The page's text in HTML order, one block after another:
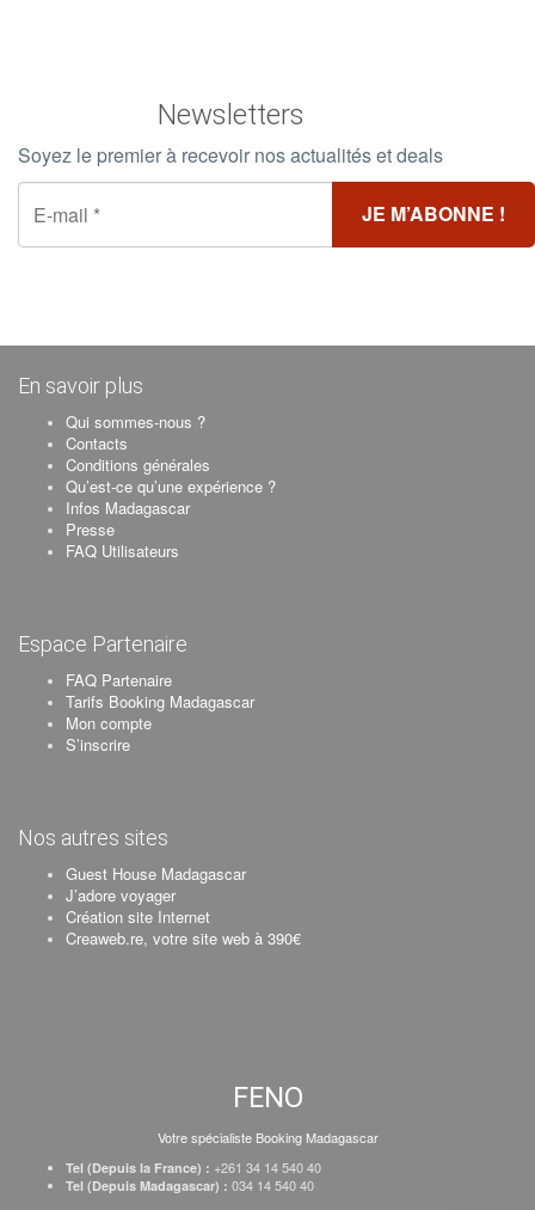
Newsletters
Soyez le premier à recevoir nos actualités et deals
En savoir plus
Qui sommes-nous ?
Contacts
Conditions générales
Qu’est-ce qu’une expérience ?
Infos Madagascar
Presse
FAQ Utilisateurs
Espace Partenaire
FAQ Partenaire
Tarifs Booking Madagascar
Mon compte
S’inscrire
Nos autres sites
Guest House Madagascar
J’adore voyager
Création site Internet
Creaweb.re, votre site web à 390€
FENO
Votre spécialiste Booking Madagascar
Tel (Depuis la France) : +261 34 14 540 40
Tel (Depuis Madagascar) : 034 14 540 40